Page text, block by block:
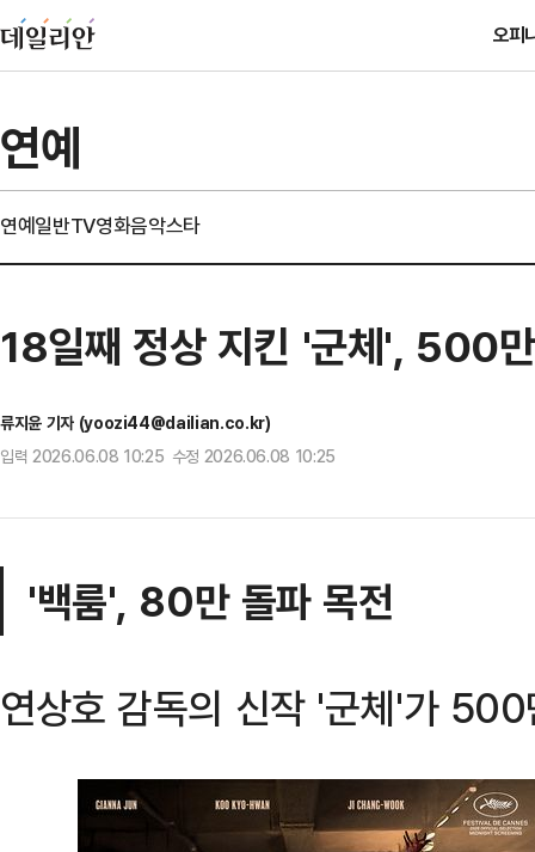
오피
연예
연예일반TV영화음악스타
18일째 정상 지킨 '군체', 500
류지윤 기자 (yoozi44@dailian.co.kr)
입력 2026.06.08 10:25 수정 2026.06.08 10:25
'백룸', 80만 돌파 목전
연상호 감독의 신작 '군체'가